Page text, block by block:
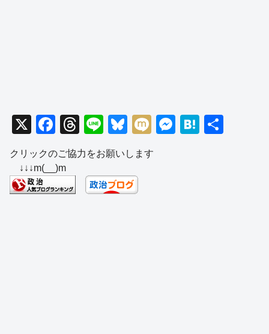
X
F
c
e
b
T
hr
e
a
d
Li
n
e
Bl
u
e
sk
y
M
M
H
クリックのご協力をお願いします
↓↓↓m(__)m